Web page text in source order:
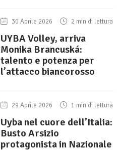
30 Aprile 2026 2 min di lettura
UYBA Volley, arriva
Monika Brancuská:
talento e potenza per
l’attacco biancorosso
29 Aprile 2026 1 min di lettura
Uyba nel cuore dell’Italia:
Busto Arsizio
protagonista in Nazionale